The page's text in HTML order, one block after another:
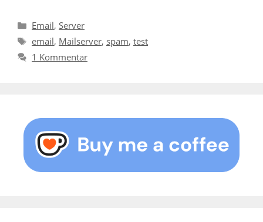
Kategorien
Email, Server
Schlagwörter
email, Mailserver, spam, test
1 Kommentar